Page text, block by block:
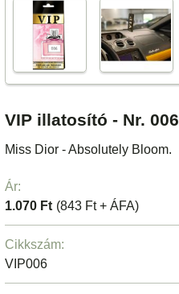
VIP illatosító - Nr. 006
Miss Dior - Absolutely Bloom.
Ár:
1.070 Ft (843 Ft + ÁFA)
Cikkszám:
VIP006